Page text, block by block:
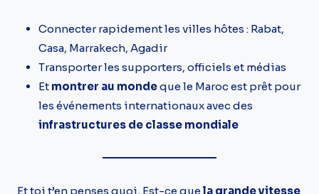
Connecter rapidement les villes hôtes : Rabat,
Casa, Marrakech, Agadir
Transporter les supporters, officiels et médias
Et montrer au mondeque le Maroc est prêt pour
les événements internationaux avec des
infrastructures de classe mondiale
Et toi t’en penses quoi, Est-ce quela grande vitesse